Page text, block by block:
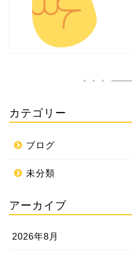
カテゴリー
ブログ
未分類
アーカイブ
2026年8月